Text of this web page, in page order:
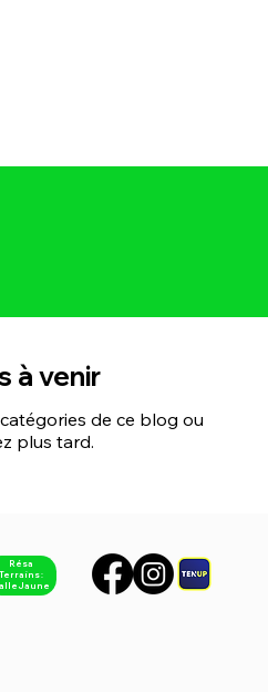
à venir
de ce blog ou
plus tard.
Résa
Terrains :
Jaune